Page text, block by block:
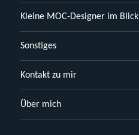
Kleine MOC-Designer im Blick
Sonstiges
Kontakt zu mir
Über mich